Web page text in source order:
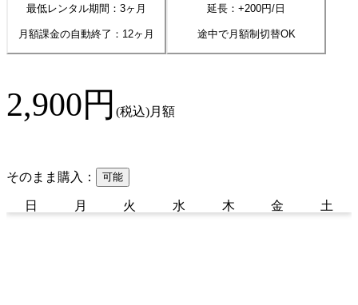
最低レンタル期間：3ヶ月
月額課金の自動終了： 12ヶ月
延長：+200円/日
途中で月額制切替OK
2,900円 (税込)月額
そのまま購入： 可能
日 月 火 水 木 金 土